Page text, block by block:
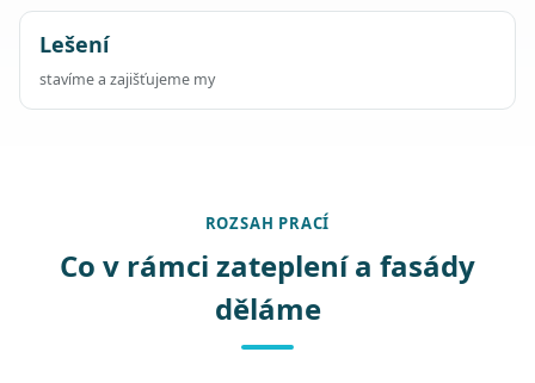
Lešení
stavíme a zajišťujeme my
ROZSAH PRACÍ
Co v rámci zateplení a fasády
děláme